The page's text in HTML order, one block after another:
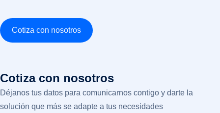
Cotiza con nosotros
Cotiza con nosotros
Déjanos tus datos para comunicarnos contigo y darte la
solución que más se adapte a tus necesidades